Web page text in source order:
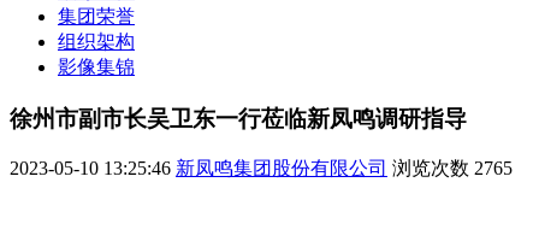
集团荣誉
组织架构
影像集锦
徐州市副市长吴卫东一行莅临新凤鸣调研指导
2023-05-10 13:25:46 新凤鸣集团股份有限公司 浏览次数 2765